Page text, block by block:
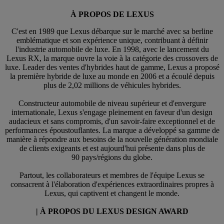
À PROPOS DE LEXUS
C'est en 1989 que Lexus débarque sur le marché avec sa berline
emblématique et son expérience unique, contribuant à définir
l'industrie automobile de luxe. En 1998, avec le lancement du
Lexus RX, la marque ouvre la voie à la catégorie des crossovers de
luxe. Leader des ventes d'hybrides haut de gamme, Lexus a proposé
la première hybride de luxe au monde en 2006 et a écoulé depuis
plus de 2,02 millions de véhicules hybrides.
Constructeur automobile de niveau supérieur et d'envergure
internationale, Lexus s'engage pleinement en faveur d'un design
audacieux et sans compromis, d'un savoir-faire exceptionnel et de
performances époustouflantes. La marque a développé sa gamme de
manière à répondre aux besoins de la nouvelle génération mondiale
de clients exigeants et est aujourd'hui présente dans plus de
90 pays/régions du globe.
Partout, les collaborateurs et membres de l'équipe Lexus se
consacrent à l'élaboration d'expériences extraordinaires propres à
Lexus, qui captivent et changent le monde.
| À PROPOS DU LEXUS DESIGN AWARD